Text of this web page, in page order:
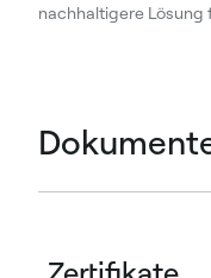
nachhaltigere Lösung